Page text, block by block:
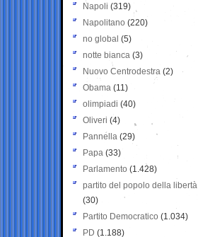
Napoli (319)
Napolitano (220)
no global (5)
notte bianca (3)
Nuovo Centrodestra (2)
Obama (11)
olimpiadi (40)
Oliveri (4)
Pannella (29)
Papa (33)
Parlamento (1.428)
partito del popolo della libertà
(30)
Partito Democratico (1.034)
PD (1.188)